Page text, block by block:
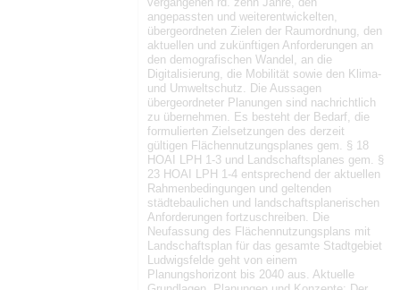
angepassten und weiterentwickelten,
übergeordneten Zielen der Raumordnung, den
aktuellen und zukünftigen Anforderungen an
den demografischen Wandel, an die
Digitalisierung, die Mobilität sowie den Klima-
und Umweltschutz. Die Aussagen
übergeordneter Planungen sind nachrichtlich
zu übernehmen. Es besteht der Bedarf, die
formulierten Zielsetzungen des derzeit
gültigen Flächennutzungsplanes gem. § 18
HOAI LPH 1-3 und Landschaftsplanes gem. §
23 HOAI LPH 1-4 entsprechend der aktuellen
Rahmenbedingungen und geltenden
städtebaulichen und landschaftsplanerischen
Anforderungen fortzuschreiben. Die
Neufassung des Flächennutzungsplans mit
Landschaftsplan für das gesamte Stadtgebiet
Ludwigsfelde geht von einem
Planungshorizont bis 2040 aus. Aktuelle